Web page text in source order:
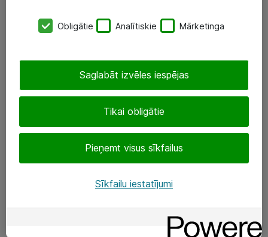
SIA „ATEA”
+(371) 67 81 90 50
eShop@atea.lv
Sekojiet mums
Obligātie Analītiskie Mārketinga
Tikai obligātie
Pieņemt visus sīkfailus
Saglabāt izvēles iespējas
Sīkfailu iestatījumi